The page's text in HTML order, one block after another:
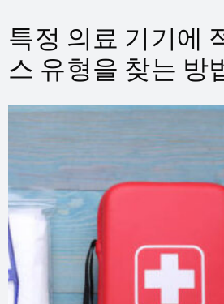
특정 의료 기기에
스 유형을 찾는 방